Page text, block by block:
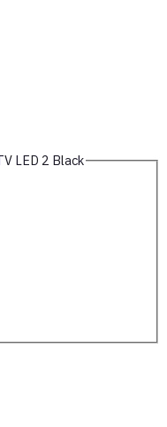
LED 2 Black